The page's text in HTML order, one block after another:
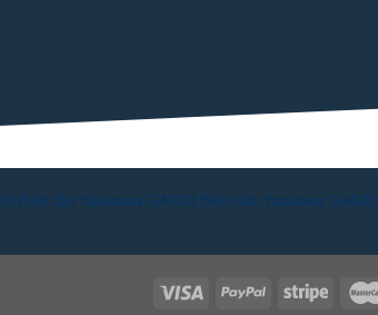
Biến tần Yaskawa GA700 Biến tần Yaskawa GA500